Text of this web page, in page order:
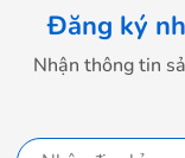
Đăng ký
Nhận thông tin